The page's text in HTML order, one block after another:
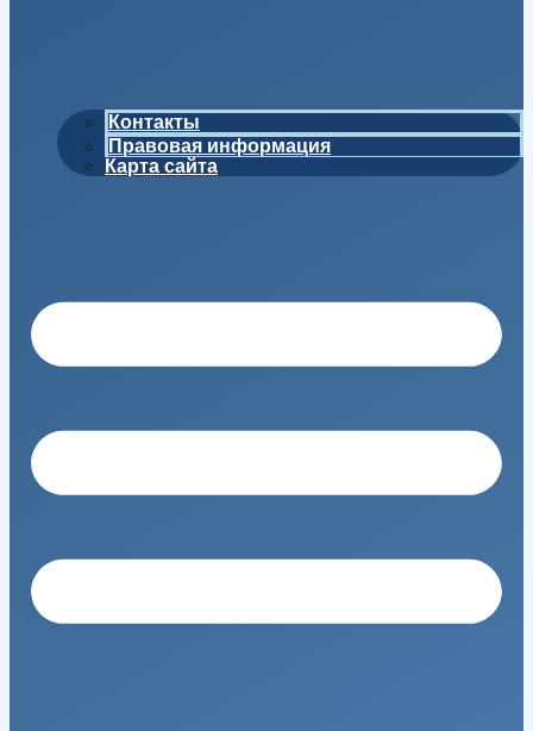
Контакты
Правовая информация
Карта сайта